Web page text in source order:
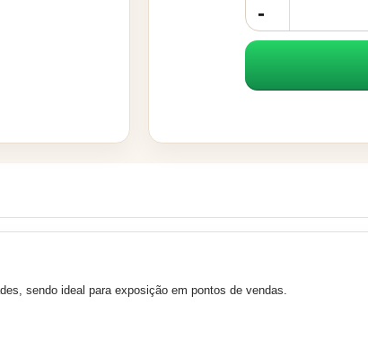
sendo ideal para exposição em pontos de vendas.